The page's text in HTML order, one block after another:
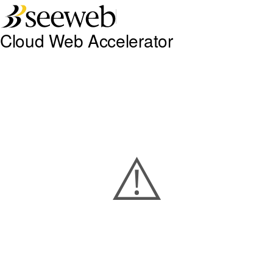
Seeweb
Cloud Web Accelerator
⚠️